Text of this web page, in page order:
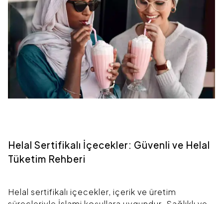
Helal Sertifikalı İçecekler: Güvenli ve Helal
Tüketim Rehberi
Helal sertifikalı içecekler, içerik ve üretim